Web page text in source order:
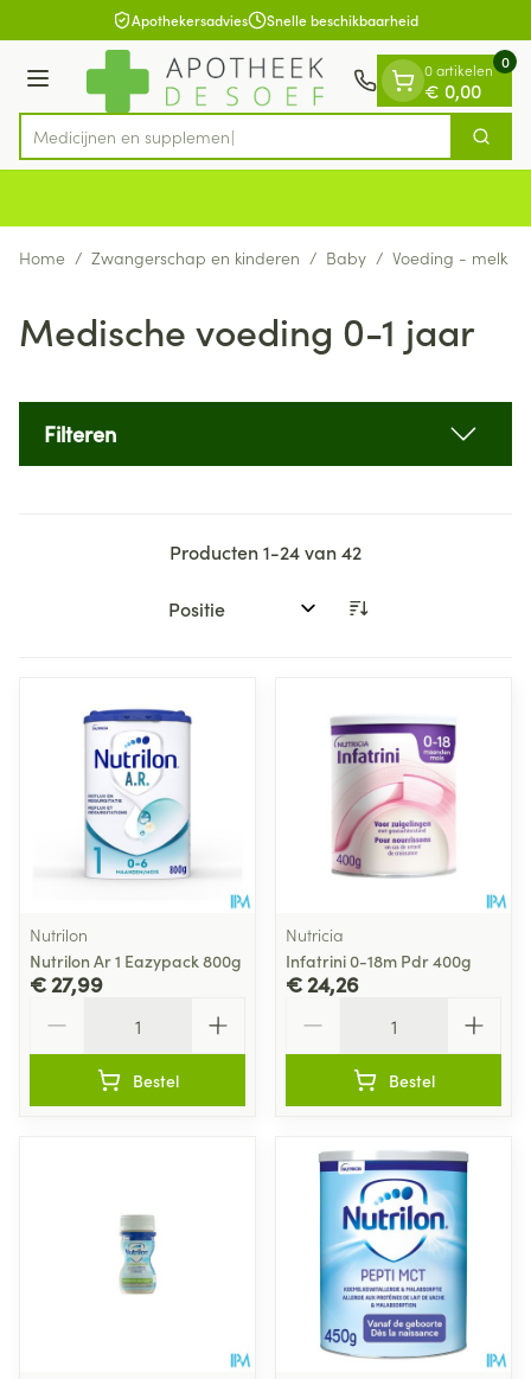
Ga naar de inhoudApothekersadvies Snelle beschikbaarheid
Menu
Product, merk, categorie...
Med Zoek
0 artikelen
€ 0,00
0
Home / Zwangerschap en kinderen / Baby / Voeding - melk
Medische voeding 0-1 jaar
Filteren
Producten1-24van42
Sorteer op:
Nutrilon
Nutrilon Ar 1 Eazypack 800g
€ 27,99
Bestel
Nutricia
Infatrini 0-18m Pdr 400g
€ 24,26
Bestel